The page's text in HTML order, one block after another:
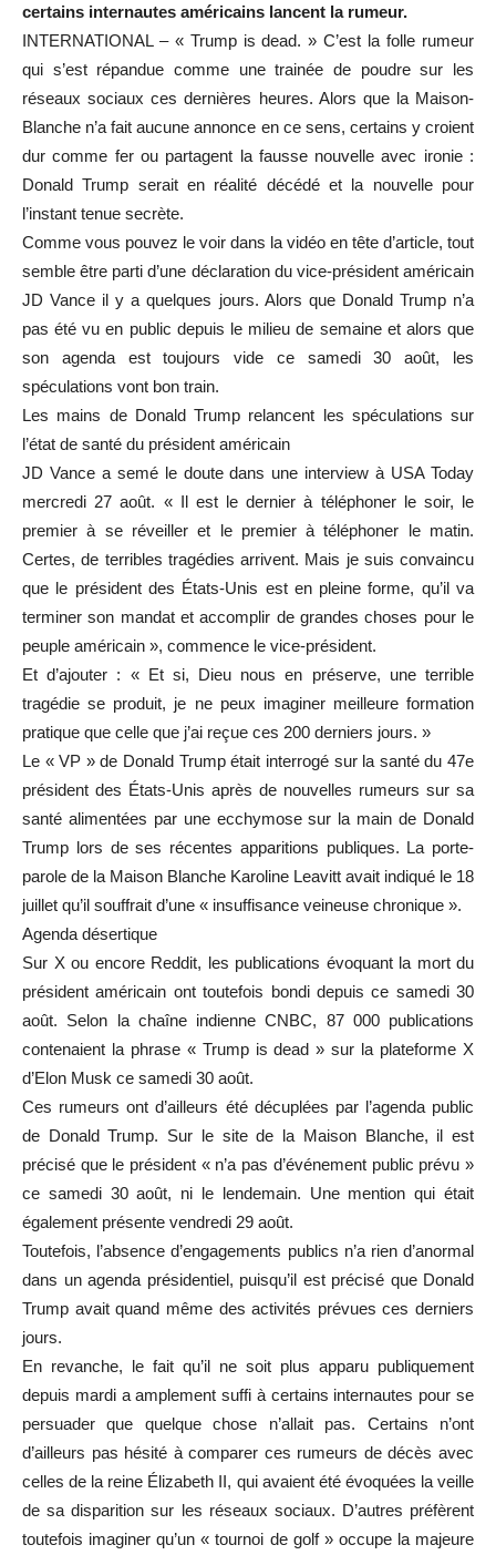
certains internautes américains lancent la rumeur.
INTERNATIONAL – « Trump is dead. » C’est la folle rumeur
qui s’est répandue comme une trainée de poudre sur les
réseaux sociaux ces dernières heures. Alors que la Maison-
Blanche n’a fait aucune annonce en ce sens, certains y croient
dur comme fer ou partagent la fausse nouvelle avec ironie :
Donald Trump serait en réalité décédé et la nouvelle pour
l’instant tenue secrète.
Comme vous pouvez le voir dans la vidéo en tête d’article, tout
semble être parti d’une déclaration du vice-président américain
JD Vance il y a quelques jours. Alors que Donald Trump n’a
pas été vu en public depuis le milieu de semaine et alors que
son agenda est toujours vide ce samedi 30 août, les
spéculations vont bon train.
Les mains de Donald Trump relancent les spéculations sur
l’état de santé du président américain
JD Vance a semé le doute dans une interview à USA Today
mercredi 27 août. « Il est le dernier à téléphoner le soir, le
premier à se réveiller et le premier à téléphoner le matin.
Certes, de terribles tragédies arrivent. Mais je suis convaincu
que le président des États-Unis est en pleine forme, qu’il va
terminer son mandat et accomplir de grandes choses pour le
peuple américain », commence le vice-président.
Et d’ajouter : « Et si, Dieu nous en préserve, une terrible
tragédie se produit, je ne peux imaginer meilleure formation
pratique que celle que j’ai reçue ces 200 derniers jours. »
Le « VP » de Donald Trump était interrogé sur la santé du 47e
président des États-Unis après de nouvelles rumeurs sur sa
santé alimentées par une ecchymose sur la main de Donald
Trump lors de ses récentes apparitions publiques. La porte-
parole de la Maison Blanche Karoline Leavitt avait indiqué le 18
juillet qu’il souffrait d’une « insuffisance veineuse chronique ».
Agenda désertique
Sur X ou encore Reddit, les publications évoquant la mort du
président américain ont toutefois bondi depuis ce samedi 30
août. Selon la chaîne indienne CNBC, 87 000 publications
contenaient la phrase « Trump is dead » sur la plateforme X
d’Elon Musk ce samedi 30 août.
Ces rumeurs ont d’ailleurs été décuplées par l’agenda public
de Donald Trump. Sur le site de la Maison Blanche, il est
précisé que le président « n’a pas d’événement public prévu »
ce samedi 30 août, ni le lendemain. Une mention qui était
également présente vendredi 29 août.
Toutefois, l’absence d’engagements publics n’a rien d’anormal
dans un agenda présidentiel, puisqu’il est précisé que Donald
Trump avait quand même des activités prévues ces derniers
jours.
En revanche, le fait qu’il ne soit plus apparu publiquement
depuis mardi a amplement suffi à certains internautes pour se
persuader que quelque chose n’allait pas. Certains n’ont
d’ailleurs pas hésité à comparer ces rumeurs de décès avec
celles de la reine Élizabeth II, qui avaient été évoquées la veille
de sa disparition sur les réseaux sociaux. D’autres préfèrent
toutefois imaginer qu’un « tournoi de golf » occupe la majeure